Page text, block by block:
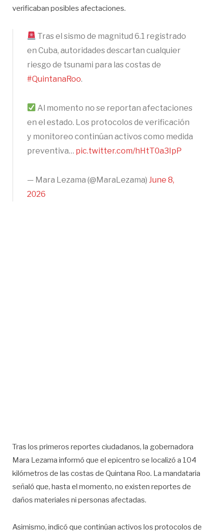
verificaban posibles afectaciones.
Tras el sismo de magnitud 6.1 registrado
en Cuba, autoridades descartan cualquier
riesgo de tsunami para las costas de
#QuintanaRoo.
Al momento no se reportan afectaciones
en el estado. Los protocolos de verificación
y monitoreo continúan activos como medida
preventiva… pic.twitter.com/hHtT0a3IpP
— Mara Lezama (@MaraLezama) June 8,
2026
Tras los primeros reportes ciudadanos, la gobernadora
Mara Lezama informó que el epicentro se localizó a 104
kilómetros de las costas de Quintana Roo. La mandataria
señaló que, hasta el momento, no existen reportes de
daños materiales ni personas afectadas.
Asimismo, indicó que continúan activos los protocolos de